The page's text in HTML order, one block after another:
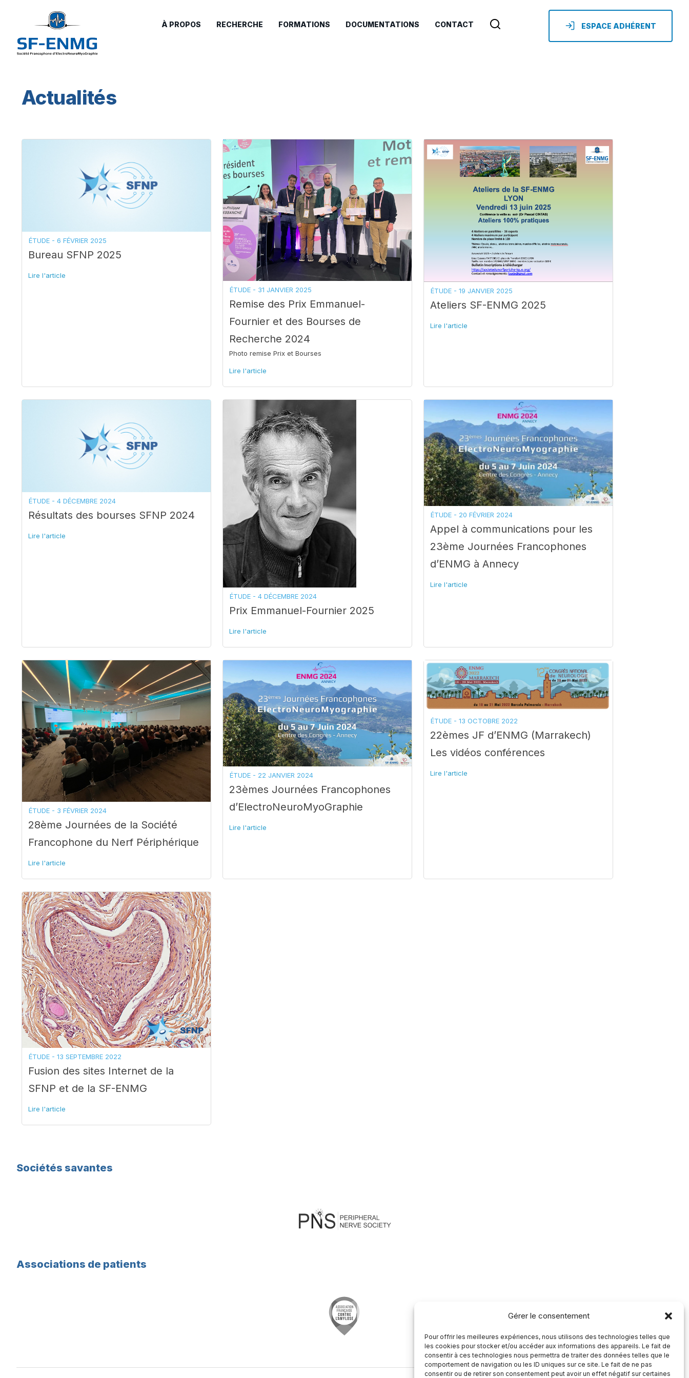
Gérer le consentement
Pour offrir les meilleures expériences, nous utilisons des technologies telles que
les cookies pour stocker et/ou accéder aux informations des appareils. Le fait de
consentir à ces technologies nous permettra de traiter des données telles que le
comportement de navigation ou les ID uniques sur ce site. Le fait de ne pas
consentir ou de retirer son consentement peut avoir un effet négatif sur certaines
À PROPOS RECHERCHE FORMATIONS DOCUMENTATIONS CONTACT ESPACE ADHÉRENT
Actualités
ÉTUDE - 6 FÉVRIER 2025
Bureau SFNP 2025
Lire l'article
ÉTUDE - 31 JANVIER 2025
Remise des Prix Emmanuel-
Fournier et des Bourses de
Recherche 2024
Photo remise Prix et Bourses
Lire l'article
ÉTUDE - 19 JANVIER 2025
Ateliers SF-ENMG 2025
Lire l'article
ÉTUDE - 4 DÉCEMBRE 2024
Résultats des bourses SFNP 2024
Lire l'article
ÉTUDE - 4 DÉCEMBRE 2024
Prix Emmanuel-Fournier 2025
Lire l'article
ÉTUDE - 20 FÉVRIER 2024
Appel à communications pour les
23ème Journées Francophones
d’ENMG à Annecy
Lire l'article
ÉTUDE - 3 FÉVRIER 2024
28ème Journées de la Société
Francophone du Nerf Périphérique
Lire l'article
ÉTUDE - 22 JANVIER 2024
23èmes Journées Francophones
d’ElectroNeuroMyoGraphie
Lire l'article
ÉTUDE - 13 OCTOBRE 2022
22èmes JF d’ENMG (Marrakech)
Les vidéos conférences
Lire l'article
ÉTUDE - 13 SEPTEMBRE 2022
Fusion des sites Internet de la
SFNP et de la SF-ENMG
Lire l'article
Sociétés savantes
Associations de patients